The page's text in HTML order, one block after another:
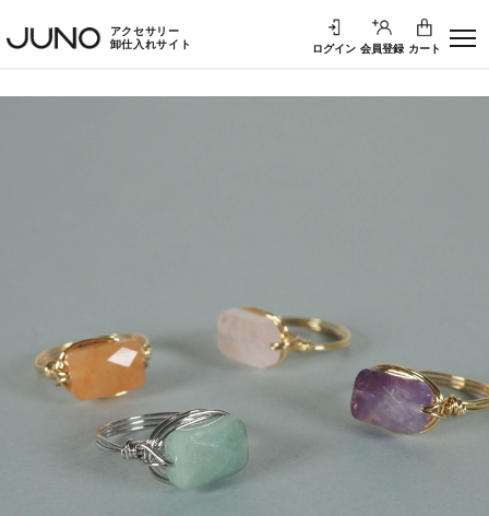
アクセサリー
卸仕入れサイト
ログイン 会員登録 カート